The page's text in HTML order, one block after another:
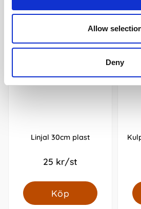
Allow
Deny
Linjal 30cm plast
25 kr/st
Köp